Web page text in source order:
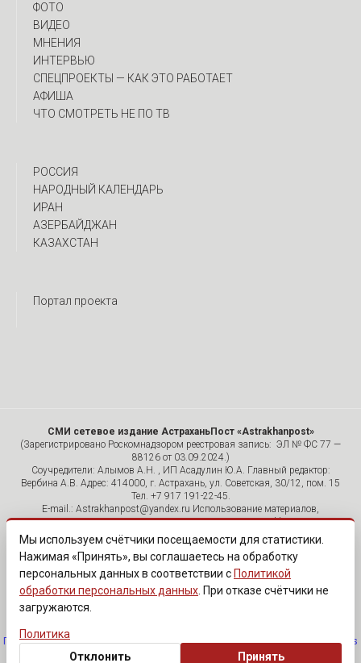
ФОТО
ВИДЕО
МНЕНИЯ
ИНТЕРВЬЮ
CПЕЦПРОЕКТЫ — КАК ЭТО РАБОТАЕТ
АФИША
ЧТО СМОТРЕТЬ НЕ ПО ТВ
РОССИЯ
НАРОДНЫЙ КАЛЕНДАРЬ
ИРАН
АЗЕРБАЙДЖАН
КАЗАХСТАН
Портал проекта
СМИ сетевое издание АстраханьПост «Astrakhanpost»
(Зарегистрировано Роскомнадзором реестровая запись: ЭЛ № ФС 77 —
88126 от 03.09.2024.)
Соучредители: Алымов А.Н. , ИП Асадулин Ю.А. Главный редактор:
Вербина А.В. Адрес: 414000, г. Астрахань, ул. Советская, 30/12, пом. 15
Тел. +7 917 191-22-45.
E-mail.: Astrakhanpost@yandex.ru Использование материалов,
размещенных на страницах сетевого издания «Astrakhanpost»,
допускается исключительно с указанием источника и публикацией
активной гиперссылки на портал Astrakhanpost.ru. Комментарии
читателей сайта размещаются без предварительного редактирования.
Редакция оставляет за собой право удалить их с сайта или
отредактировать, если указанные сообщения нарушают законы РФ.
«САЙТ ПРЕДНАЗНАЧЕН ДЛЯ АУДИТОРИИ 18+»
Политика обработки персональных данных·Изменить согласие на cookies
Мы используем счётчики посещаемости для статистики.
Нажимая «Принять», вы соглашаетесь на обработку
персональных данных в соответствии с Политикой
обработки персональных данных . При отказе счётчики не
загружаются.
Политика
Отклонить
Принять